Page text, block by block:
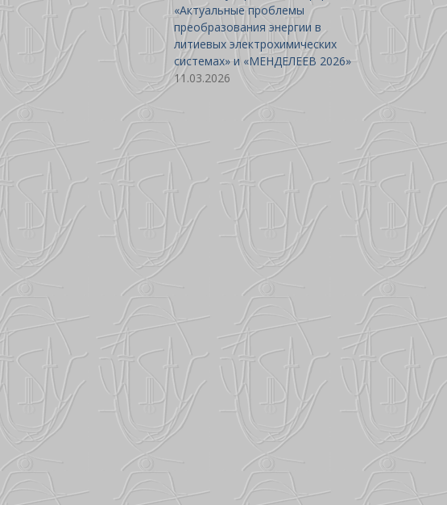
«Актуальные проблемы
преобразования энергии в
литиевых электрохимических
системах» и «МЕНДЕЛЕЕВ 2026»
11.03.2026